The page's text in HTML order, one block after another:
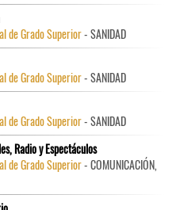
de Grado Superior- SANIDAD
de Grado Superior- SANIDAD
de Grado Superior- SANIDAD
Radio y Espectáculos
de Grado Superior- COMUNICACIÓN,